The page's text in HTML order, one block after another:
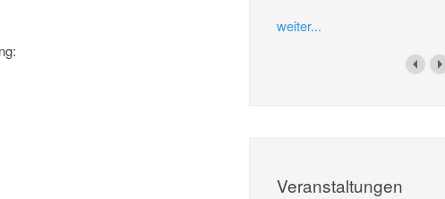
weiter...
Veranstaltungen